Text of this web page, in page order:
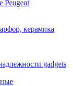
Peugeot
керамика
gadgets